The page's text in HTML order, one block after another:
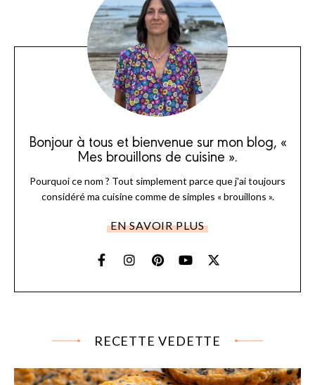
Bonjour à tous et bienvenue sur mon blog, «
Mes brouillons de cuisine ».
Pourquoi ce nom ? Tout simplement parce que j'ai toujours
considéré ma cuisine comme de simples « brouillons ».
EN SAVOIR PLUS
RECETTE VEDETTE